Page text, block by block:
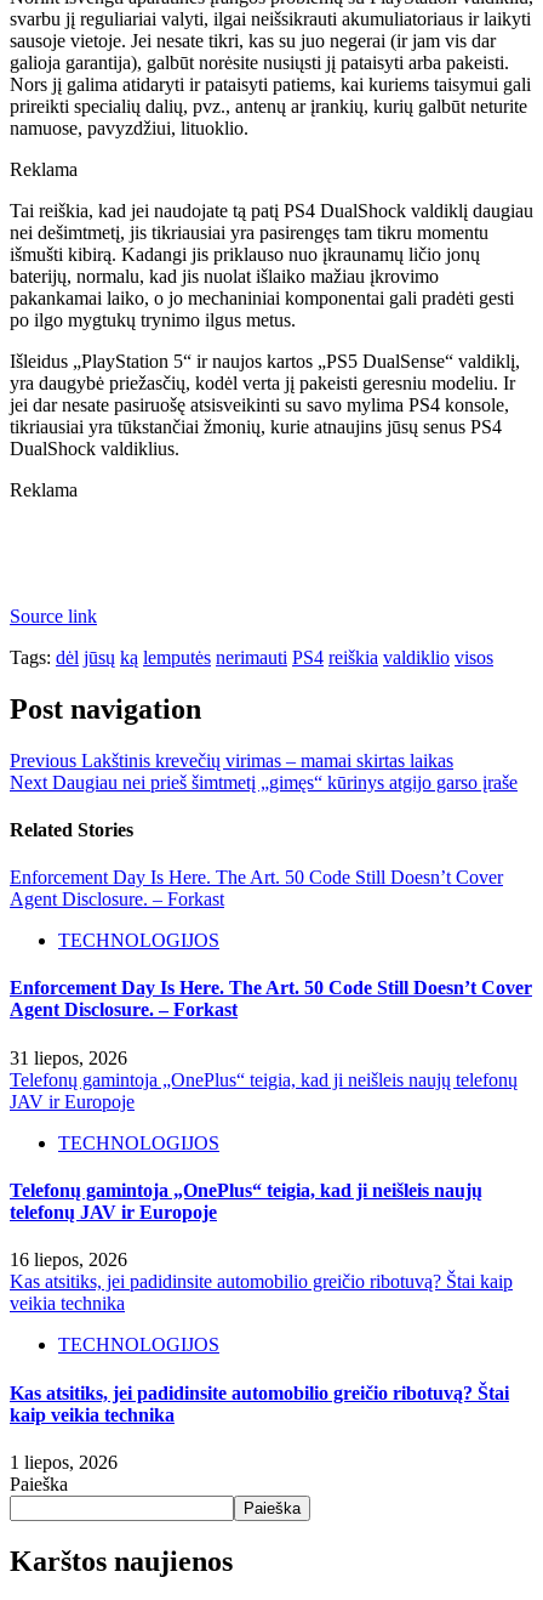
svarbu jį reguliariai valyti, ilgai neišsikrauti akumuliatoriaus ir laikyti
sausoje vietoje. Jei nesate tikri, kas su juo negerai (ir jam vis dar
galioja garantija), galbūt norėsite nusiųsti jį pataisyti arba pakeisti.
Nors jį galima atidaryti ir pataisyti patiems, kai kuriems taisymui gali
prireikti specialių dalių, pvz., antenų ar įrankių, kurių galbūt neturite
namuose, pavyzdžiui, lituoklio.
Reklama
Tai reiškia, kad jei naudojate tą patį PS4 DualShock valdiklį daugiau
nei dešimtmetį, jis tikriausiai yra pasirengęs tam tikru momentu
išmušti kibirą. Kadangi jis priklauso nuo įkraunamų ličio jonų
baterijų, normalu, kad jis nuolat išlaiko mažiau įkrovimo
pakankamai laiko, o jo mechaniniai komponentai gali pradėti gesti
po ilgo mygtukų trynimo ilgus metus.
Išleidus „PlayStation 5“ ir naujos kartos „PS5 DualSense“ valdiklį,
yra daugybė priežasčių, kodėl verta jį pakeisti geresniu modeliu. Ir
jei dar nesate pasiruošę atsisveikinti su savo mylima PS4 konsole,
tikriausiai yra tūkstančiai žmonių, kurie atnaujins jūsų senus PS4
DualShock valdiklius.
Reklama
Source link
Tags: dėl jūsų ką lemputės nerimauti PS4 reiškia valdiklio visos
Post navigation
Previous Lakštinis krevečių virimas – mamai skirtas laikas
Next Daugiau nei prieš šimtmetį „gimęs“ kūrinys atgijo garso įraše
Related Stories
Enforcement Day Is Here. The Art. 50 Code Still Doesn’t Cover
Agent Disclosure. – Forkast
TECHNOLOGIJOS
Enforcement Day Is Here. The Art. 50 Code Still Doesn’t Cover
Agent Disclosure. – Forkast
31 liepos, 2026
Telefonų gamintoja „OnePlus“ teigia, kad ji neišleis naujų telefonų
JAV ir Europoje
TECHNOLOGIJOS
Telefonų gamintoja „OnePlus“ teigia, kad ji neišleis naujų
telefonų JAV ir Europoje
16 liepos, 2026
Kas atsitiks, jei padidinsite automobilio greičio ribotuvą? Štai kaip
veikia technika
TECHNOLOGIJOS
Kas atsitiks, jei padidinsite automobilio greičio ribotuvą? Štai
kaip veikia technika
1 liepos, 2026
Paieška
Paieška
Karštos naujienos